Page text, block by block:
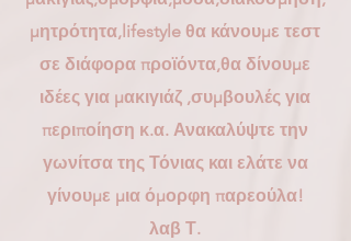
μητρότητα,lifestyle θα κάνουμε τεστ
σε διάφορα προϊόντα,θα δίνουμε
ιδέες για μακιγιάζ ,συμβουλές για
περιποίηση κ.α. Ανακαλύψτε την
γωνίτσα της Τόνιας και ελάτε να
γίνουμε μια όμορφη παρεούλα!
λαβ Τ.